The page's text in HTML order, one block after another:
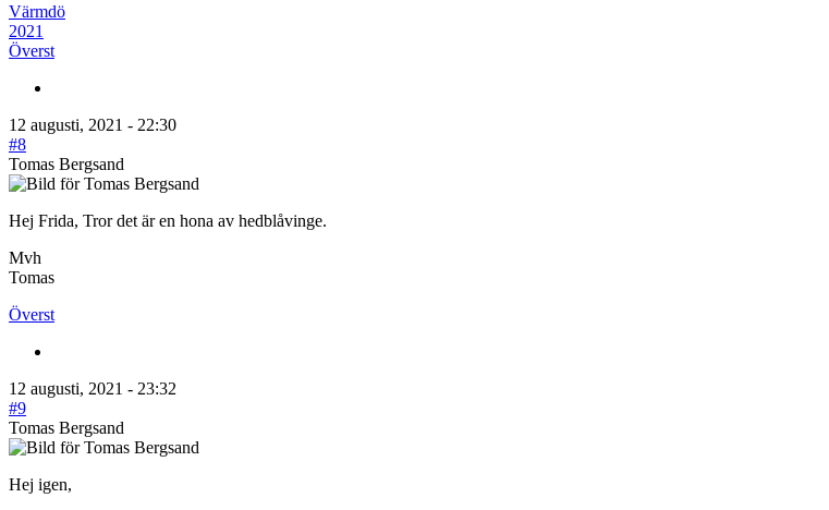
Värmdö
2021
Överst
12 augusti, 2021 - 22:30
#8
Tomas Bergsand
Hej Frida, Tror det är en hona av hedblåvinge.
Mvh
Tomas
Överst
12 augusti, 2021 - 23:32
#9
Tomas Bergsand
Hej igen,